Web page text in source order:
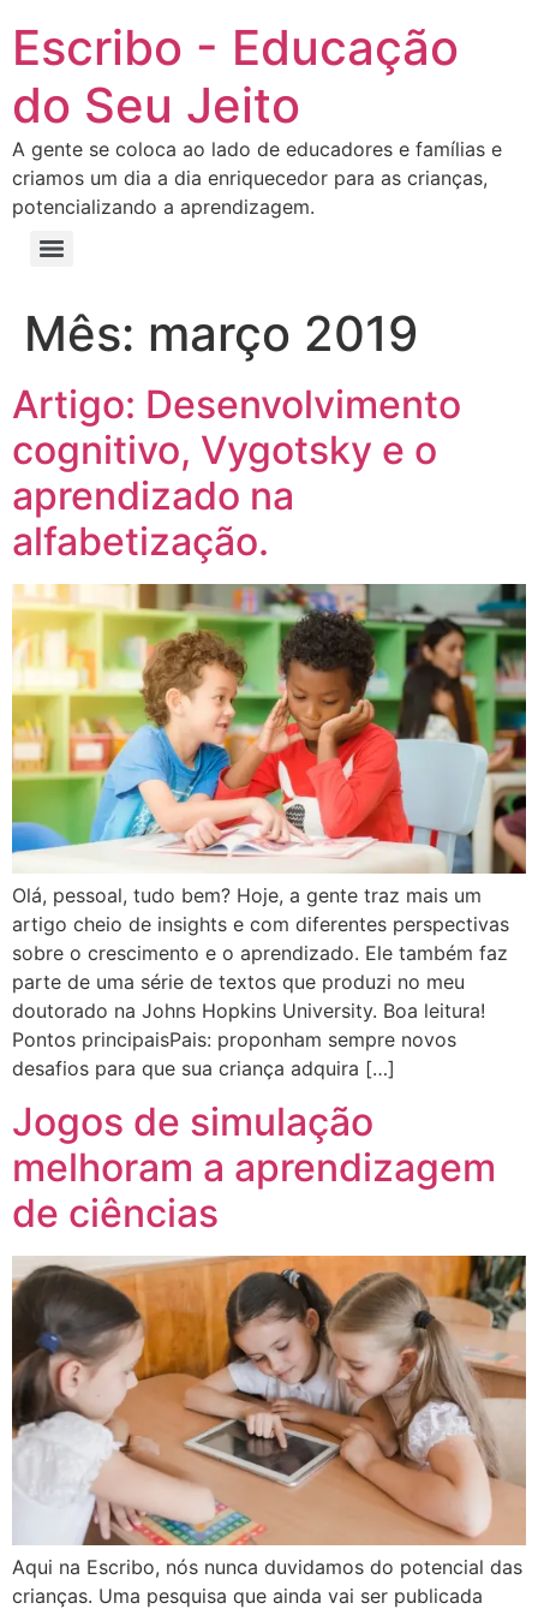
Escribo - Educação
do Seu Jeito
A gente se coloca ao lado de educadores e famílias e
criamos um dia a dia enriquecedor para as crianças,
potencializando a aprendizagem.
Mês: março 2019
Artigo: Desenvolvimento
cognitivo, Vygotsky e o
aprendizado na
alfabetização.
Olá, pessoal, tudo bem? Hoje, a gente traz mais um
artigo cheio de insights e com diferentes perspectivas
sobre o crescimento e o aprendizado. Ele também faz
parte de uma série de textos que produzi no meu
doutorado na Johns Hopkins University. Boa leitura!
Pontos principaisPais: proponham sempre novos
desafios para que sua criança adquira […]
Jogos de simulação
melhoram a aprendizagem
de ciências
Aqui na Escribo, nós nunca duvidamos do potencial das
crianças. Uma pesquisa que ainda vai ser publicada